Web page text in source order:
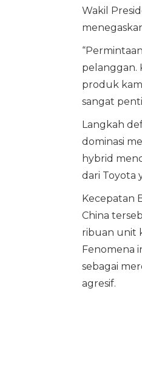
Wakil
pelanggan.
produk
sangat
Langkah
dominasi
hybrid
dari Toyota
Kecepatan
China
ribuan unit
Fenomena
sebagai
agresif.